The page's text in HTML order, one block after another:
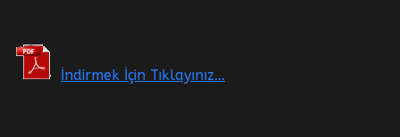
İndirmek İçin Tıklayınız...